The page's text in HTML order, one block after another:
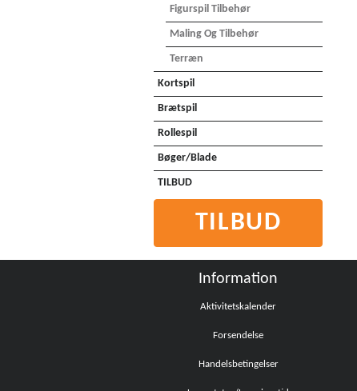
Figurspil Tilbehør
Maling Og Tilbehør
Terræn
Kortspil
Brætspil
Rollespil
Bøger/Blade
TILBUD
TILBUD
Information
Aktivitetskalender
Forsendelse
Handelsbetingelser